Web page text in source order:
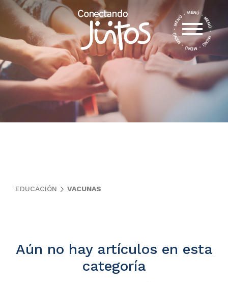
EDUCACIÓN VACUNAS
Aún no hay artículos en esta
categoría